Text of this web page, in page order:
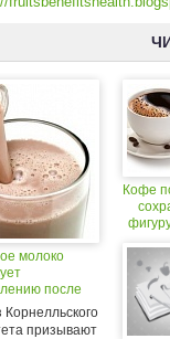
молоко
после
тренировок
призывают
Кофе